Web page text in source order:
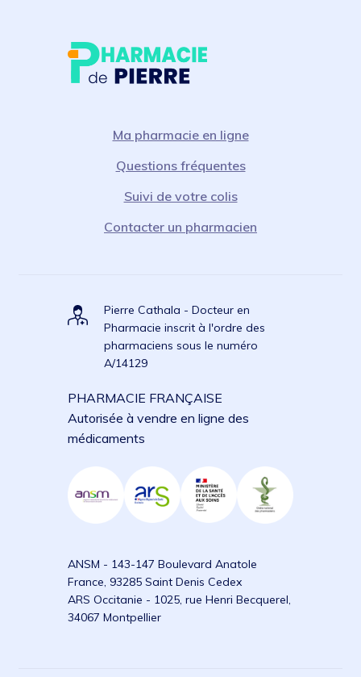
Ma pharmacie en ligne
Questions fréquentes
Suivi de votre colis
Contacter un pharmacien
Pierre Cathala - Docteur en
Pharmacie inscrit à l'ordre des
pharmaciens sous le numéro
A/14129
PHARMACIE FRANÇAISE
Autorisée à vendre en ligne des
médicaments
ANSM - 143-147 Boulevard Anatole
France, 93285 Saint Denis Cedex
ARS Occitanie - 1025, rue Henri Becquerel,
34067 Montpellier